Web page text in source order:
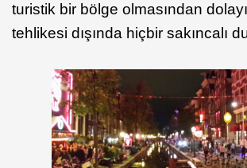
turistik bir bölge olmasından
tehlikesi dışında hiçbir sakıncalı